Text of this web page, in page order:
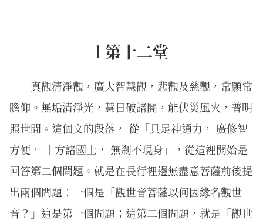
l 第十二堂
真觀清淨觀，廣大智慧觀，悲觀及慈觀，常願常
瞻仰。無垢清淨光，慧日破諸闇，能伏災風火，普明
照世間。這個文的段落， 從「具足神通力， 廣修智
方便， 十方諸國土， 無剎不現身」，從這裡開始是
回答第二個問題。就是在長行裡邊無盡意菩薩前後提
出兩個問題：一個是「觀世音菩薩以何因緣名觀世
音？」這是第一個問題；這第二個問題，就是「觀世